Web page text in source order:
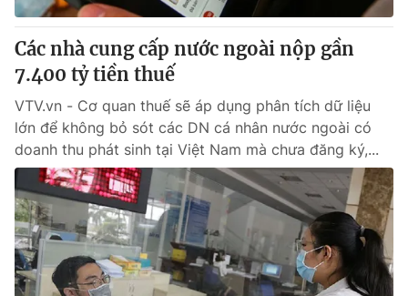
Thị trường
Tư vấn
Lịch phát sóng
Chuyên mục khác
Emagazine Podcast
Photo Infographic
Video Shorts video
VTV Money VTV Thể thao
Các nhà cung cấp nước ngoài nộp gần
7.400 tỷ tiền thuế
VTV.vn - Cơ quan thuế sẽ áp dụng phân tích dữ liệu
lớn để không bỏ sót các DN cá nhân nước ngoài có
doanh thu phát sinh tại Việt Nam mà chưa đăng ký,...